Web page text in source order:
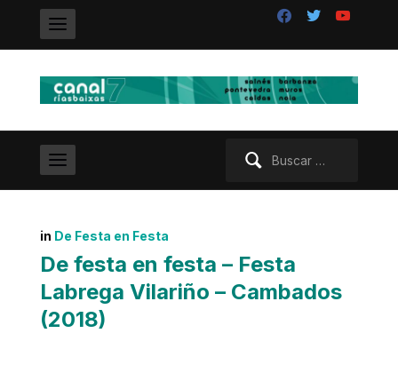
facebooktwitteryoutube
in De Festa en Festa
De festa en festa – Festa
Labrega Vilariño – Cambados
(2018)